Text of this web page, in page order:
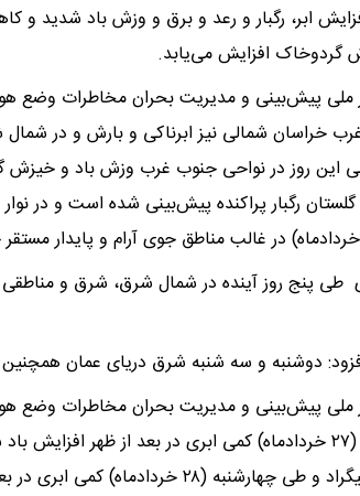
ابر، رگبار و رعد و برق و وزش باد شدید
گردوخاک افزایش می‌یابد.
خراسان شمالی نیز ابرناکی و بارش و در
گلستان رگبار پراکنده پیش‌بینی شده است و در
طی پنج روز آینده در شمال شرق، شرق و مناطقی
دوشنبه و سه شنبه شرق دریای عمان
ملی پیش‌بینی و مدیریت بحران مخاطرات وضع
درجه سانتیگراد و طی چهارشنبه